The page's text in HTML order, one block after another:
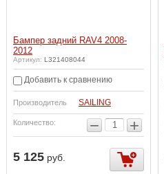
Бампер задний RAV4 2008-
2012
Артикул: L321408044
Добавить к сравнению
Производитель SAILING
Количество: − +
5 125 руб.